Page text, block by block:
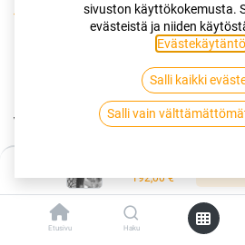
192,00€
Etusivu Haku
Kauppa
195/55R20 95T CONTINENTAL
195/55R20 95T
VIKINGCONTACT 7 XL
Tällä tuotteella ei ole kelvollista
sivuston käyttökokemusta.
evästeistä ja niiden
Evästekäytäntö
Salli kaikki
Salli vain